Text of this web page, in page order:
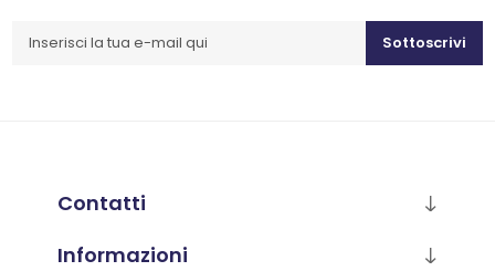
Sottoscrivi
Contatti
Informazioni